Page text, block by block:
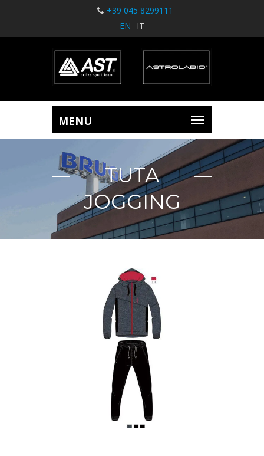
+39 045 8299111
EN
IT
TUTA
JOGGING